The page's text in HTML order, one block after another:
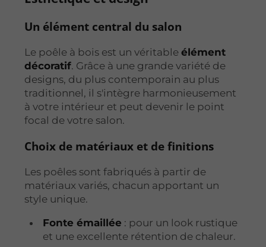
Un élément central du salon
Le poêle à bois est un véritable élément
décoratif. Grâce à une grande variété de
designs, du plus contemporain au plus
traditionnel, il s'intègre harmonieusement
à votre intérieur et peut devenir le point
focal de votre salon.
Choix de matériaux et de finitions
Les poêles sont fabriqués à partir de
matériaux variés, chacun apportant un
style unique.
Fonte émaillée : pour un look rustique
et une excellente rétention de chaleur.